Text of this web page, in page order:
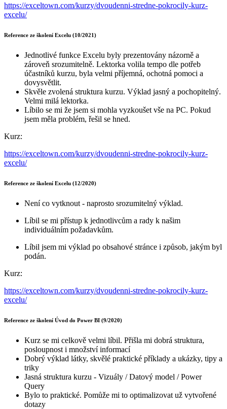
https://exceltown.com/kurzy/dvoudenni-stredne-pokrocily-kurz-
excelu/
Reference ze školení Excelu (10/2021)
Jednotlivé funkce Excelu byly prezentovány názorně a
zároveň srozumitelně. Lektorka volila tempo dle potřeb
účastníků kurzu, byla velmi příjemná, ochotná pomoci a
dovysvětlit.
Skvěle zvolená struktura kurzu. Výklad jasný a pochopitelný.
Velmi milá lektorka.
Líbilo se mi že jsem si mohla vyzkoušet vše na PC. Pokud
jsem měla problém, řešil se hned.
Kurz:
https://exceltown.com/kurzy/dvoudenni-stredne-pokrocily-kurz-
excelu/
Reference ze školení Excelu (12/2020)
Není co vytknout - naprosto srozumitelný výklad.
Líbil se mi přístup k jednotlivcům a rady k našim
individuálním požadavkům.
Líbil jsem mi výklad po obsahové stránce i způsob, jakým byl
podán.
Kurz:
https://exceltown.com/kurzy/dvoudenni-stredne-pokrocily-kurz-
excelu/
Reference ze školení Úvod do Power BI (9/2020)
Kurz se mi celkově velmi líbil. Přišla mi dobrá struktura,
posloupnost i množství informací
Dobrý výklad látky, skvělé praktické příklady a ukázky, tipy a
triky
Jasná struktura kurzu - Vizuály / Datový model / Power
Query
Bylo to praktické. Pomůže mi to optimalizovat už vytvořené
dotazy